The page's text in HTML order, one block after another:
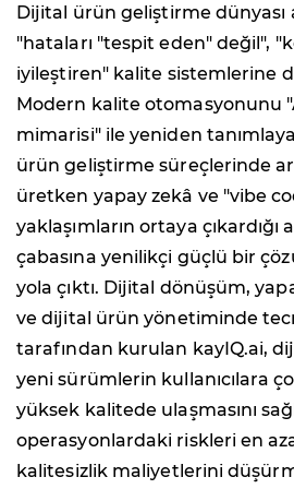
Dijital ürün geliştirme dünyası
"hataları "tespit eden" değil",
iyileştiren" kalite sistemlerine
Modern kalite otomasyonunu
mimarisi" ile yeniden
ürün geliştirme süreçlerinde
üretken yapay zekâ ve "vibe
yaklaşımların ortaya
çabasına yenilikçi güçlü bir
yola çıktı. Dijital dönüşüm,
ve dijital ürün yönetiminde
tarafından kurulan kayIQ.ai,
yeni sürümlerin kullanıcılara
yüksek kalitede ulaşmasını
operasyonlardaki riskleri en
kalitesizlik maliyetlerini